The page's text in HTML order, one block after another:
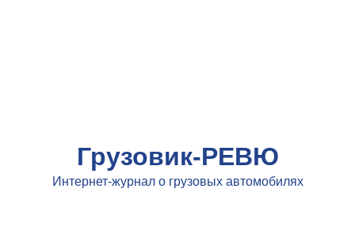
Грузовик-РЕВЮ
Интернет-журнал о грузовых автомобилях